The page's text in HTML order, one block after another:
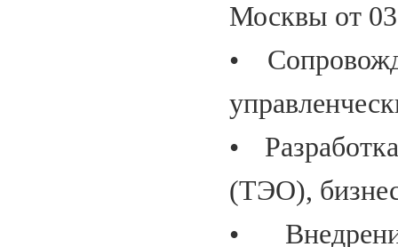
Москвы от
•
•
(ТЭО),
•